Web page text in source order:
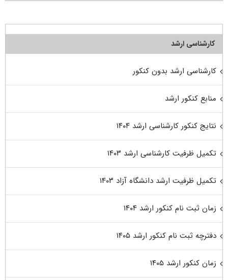
کارشناسی ارشد
کارشناسی ارشد بدون کنکور
منابع کنکور ارشد
نتایج کنکور کارشناسی ارشد ۱۴۰۴
تکمیل ظرفیت کارشناسی ارشد ۱۴۰۳
تکمیل ظرفیت ارشد دانشگاه آزاد ۱۴۰۳
زمان ثبت نام کنکور ارشد ۱۴۰۴
دفترچه ثبت نام کنکور ارشد ۱۴۰۵
زمان کنکور ارشد ۱۴۰۵